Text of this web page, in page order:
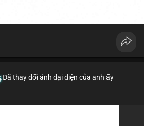
Đã thay đổi ảnh đại diện của anh ấy